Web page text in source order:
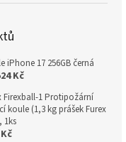
iPhone 17 256GB černá
Kč
Firexball-1 Protipožární
koule (1,3 kg prášek Furex
1ks